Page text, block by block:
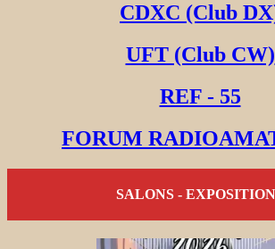
CDXC (Club
UFT (Club CW)
REF - 55
FORUM
SALONS -